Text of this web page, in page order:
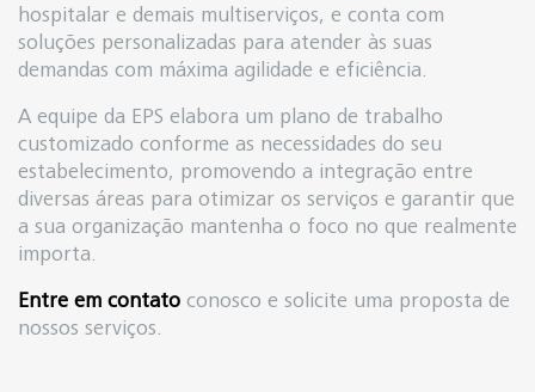
hospitalar e demais multiserviços, e conta com
soluções personalizadas para atender às suas
demandas com máxima agilidade e eficiência.
A equipe da EPS elabora um plano de trabalho
customizado conforme as necessidades do seu
estabelecimento, promovendo a integração entre
diversas áreas para otimizar os serviços e garantir que
a sua organização mantenha o foco no que realmente
importa.
Entre em contato conosco e solicite uma proposta de
nossos serviços.